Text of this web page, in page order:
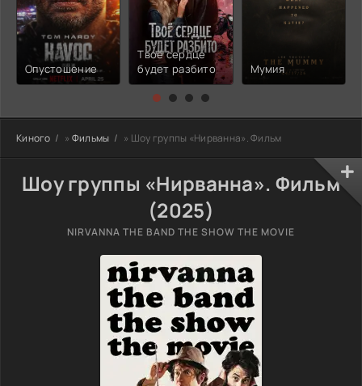
Опустошение
Твоё сердце
будет разбито
Мумия
Киного » Фильмы » Шоу группы «Нирванна». Фильм
Шоу группы «Нирванна». Фильм
(2025)
NIRVANNA THE BAND THE SHOW THE MOVIE